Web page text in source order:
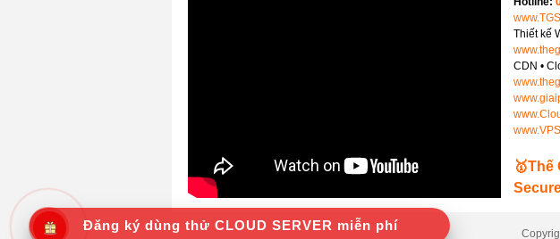
Thiết kế
CDN •
🥇Thế
Đăng ký dùng thử CLOUD SERVER miễn phí